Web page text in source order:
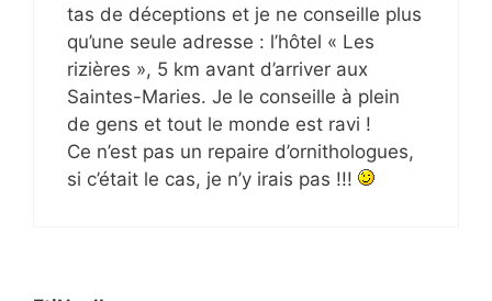
tas de déceptions et je ne conseille plus
qu’une seule adresse : l’hôtel « Les
rizières », 5 km avant d’arriver aux
Saintes-Maries. Je le conseille à plein
de gens et tout le monde est ravi !
Ce n’est pas un repaire d’ornithologues,
si c’était le cas, je n’y irais pas !!!